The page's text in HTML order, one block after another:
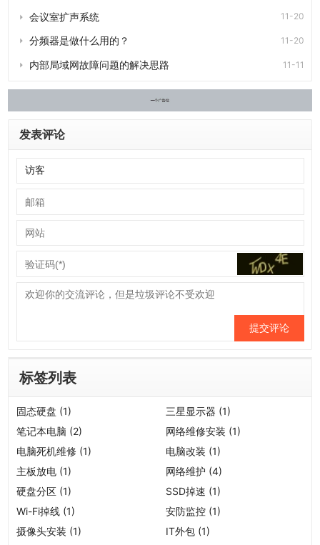
会议室扩声系统 11-20
分频器是做什么用的？ 11-20
内部局域网故障问题的解决思路 11-11
发表评论
提交评论
标签列表
固态硬盘 (1) 三星显示器 (1)
笔记本电脑 (2) 网络维修安装 (1)
电脑死机维修(1) 电脑改装 (1)
主板放电(1) 网络维护 (4)
硬盘分区(1) SSD掉速 (1)
Wi-Fi掉线(1) 安防监控 (1)
摄像头安装 (1) IT外包 (1)